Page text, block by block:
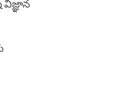
విజ్ఞాన